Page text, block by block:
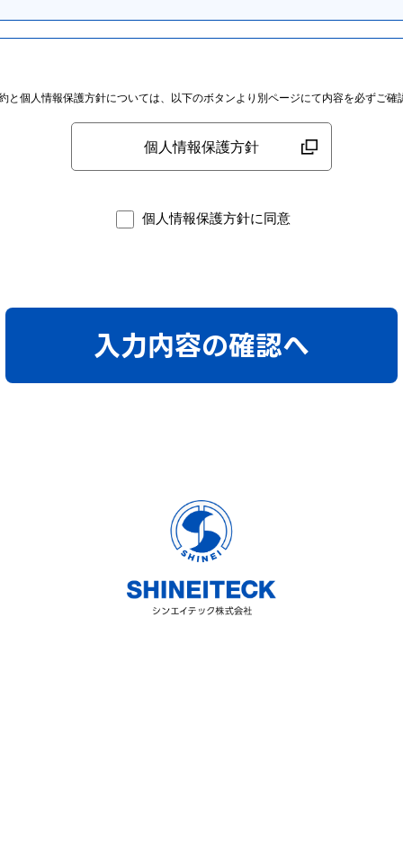
と個人情報保護方針については、以下のボタンより別ページにて内容を必ずご確
個人情報保護方針
個人情報保護方針に同意